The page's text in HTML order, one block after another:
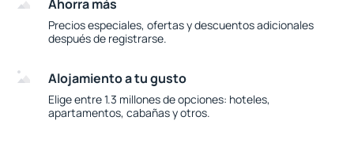
Ahorra más
Precios especiales, ofertas y descuentos adicionales
después de registrarse.
Alojamiento a tu gusto
Elige entre 1.3 millones de opciones: hoteles,
apartamentos, cabañas y otros.